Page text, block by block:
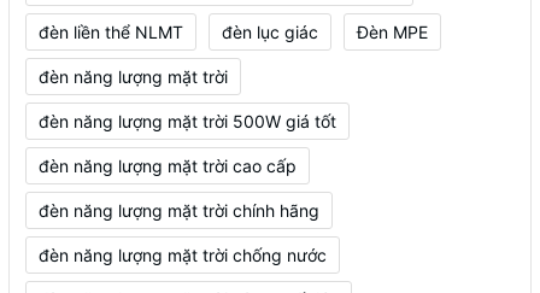
đèn liền thể NLMT đèn lục giác Đèn MPE
đèn năng lượng mặt trời
đèn năng lượng mặt trời 500W giá tốt
đèn năng lượng mặt trời cao cấp
đèn năng lượng mặt trời chính hãng
đèn năng lượng mặt trời chống nước